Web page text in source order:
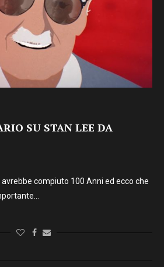
SU STAN LEE DA
avrebbe compiuto 100 Anni ed ecco che